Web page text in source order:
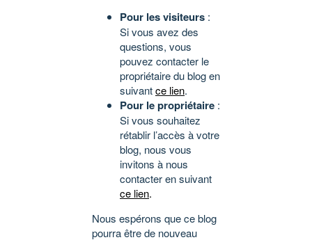
Pour les visiteurs :
Si vous avez des
questions, vous
pouvez contacter le
propriétaire du blog en
suivantce lien.
Pour le propriétaire :
Si vous souhaitez
rétablir l’accès à votre
blog, nous vous
invitons à nous
contacter en suivant
ce lien.
Nous espérons que ce blog
pourra être de nouveau